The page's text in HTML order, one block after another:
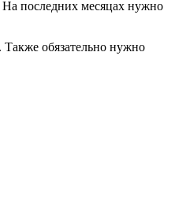
последних месяцах нужно
Также обязательно нужно